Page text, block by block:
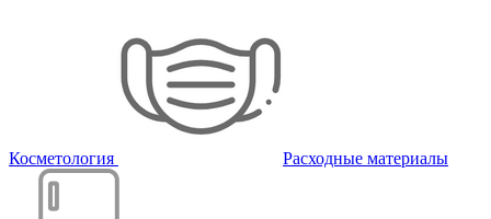
Косметология Расходные материалы